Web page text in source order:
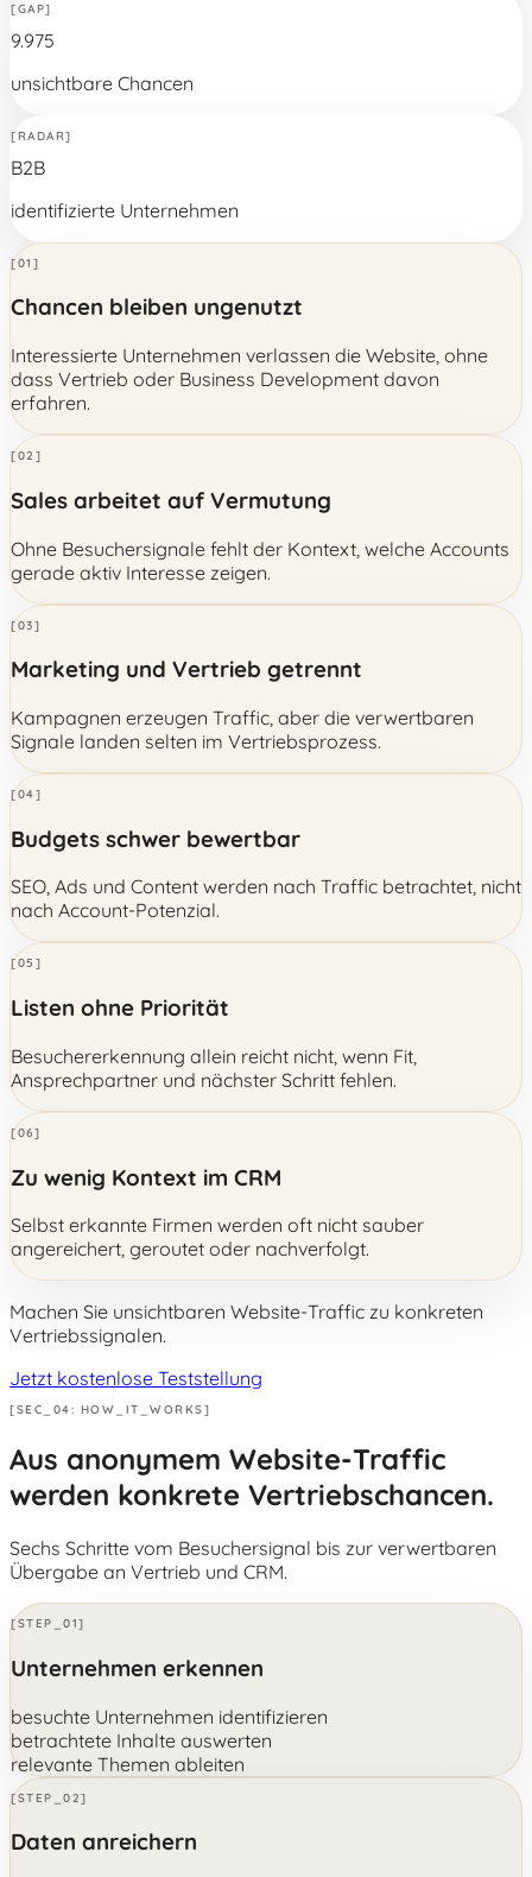
[GAP]
9.975
unsichtbare Chancen
[RADAR]
B2B
identifizierte Unternehmen
[01]
Chancen bleiben ungenutzt
Interessierte Unternehmen verlassen die Website, ohne
dass Vertrieb oder Business Development davon
erfahren.
[02]
Sales arbeitet auf Vermutung
Ohne Besuchersignale fehlt der Kontext, welche Accounts
gerade aktiv Interesse zeigen.
[03]
Marketing und Vertrieb getrennt
Kampagnen erzeugen Traffic, aber die verwertbaren
Signale landen selten im Vertriebsprozess.
[04]
Budgets schwer bewertbar
SEO, Ads und Content werden nach Traffic betrachtet, nicht
nach Account-Potenzial.
[05]
Listen ohne Priorität
Besuchererkennung allein reicht nicht, wenn Fit,
Ansprechpartner und nächster Schritt fehlen.
[06]
Zu wenig Kontext im CRM
Selbst erkannte Firmen werden oft nicht sauber
angereichert, geroutet oder nachverfolgt.
Machen Sie unsichtbaren Website-Traffic zu konkreten
Vertriebssignalen.
Jetzt kostenlose Teststellung
[SEC_04: HOW_IT_WORKS]
Aus anonymem Website-Traffic
werden konkrete Vertriebschancen.
Sechs Schritte vom Besuchersignal bis zur verwertbaren
Übergabe an Vertrieb und CRM.
[STEP_01]
Unternehmen erkennen
besuchte Unternehmen identifizieren
betrachtete Inhalte auswerten
relevante Themen ableiten
[STEP_02]
Daten anreichern